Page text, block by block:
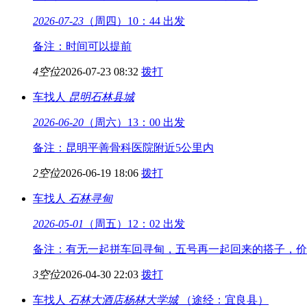
2026-07-23 （周四）10：44 出发
备注：时间可以提前
4空位2026-07-23 08:32 拨打
车找人 昆明石林县城
2026-06-20 （周六）13：00 出发
备注：昆明平善骨科医院附近5公里内
2空位2026-06-19 18:06 拨打
车找人 石林寻甸
2026-05-01 （周五）12：02 出发
备注：有无一起拼车回寻甸，五号再一起回来的搭子，
3空位2026-04-30 22:03 拨打
车找人 石林大酒店杨林大学城 （途经：宜良县）